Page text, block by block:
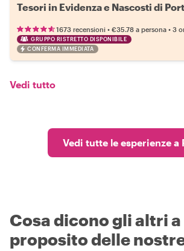
Tesori in Evidenza e Nascosti di
1673 recensioni • €35.78 a persona • 3
GRUPPO RISTRETTO DISPONIBILE
CONFERMA IMMEDIATA
Vedi tutto
Vedi tutte le esperienze a
Cosa dicono gli altri a
proposito delle